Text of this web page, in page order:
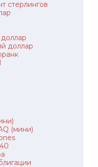
стерлингов
доллар
(мини)